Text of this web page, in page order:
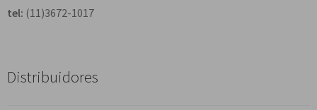
tel: (11)3672-1017
Distribuidores